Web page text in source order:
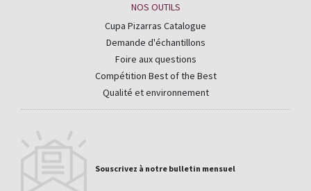
NOS OUTILS
Cupa Pizarras Catalogue
Demande d'échantillons
Foire aux questions
Compétition Best of the Best
Qualité et environnement
Souscrivez à notre bulletin mensuel